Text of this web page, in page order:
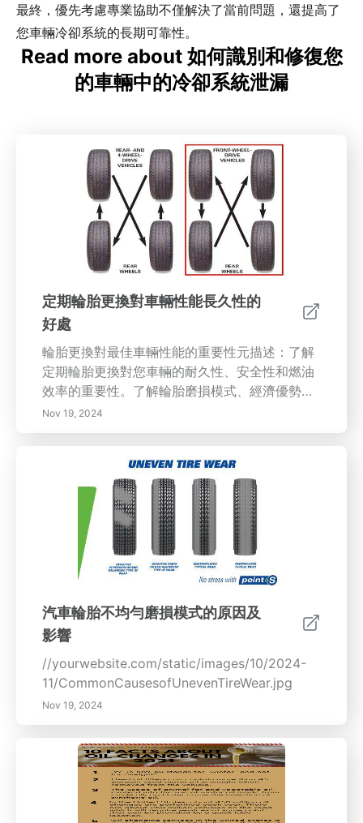
最終，優先考慮專業協助不僅解決了當前問題，還提高了
您車輛冷卻系統的長期可靠性。
Read more about 如何識別和修復您
的車輛中的冷卻系統泄漏
定期輪胎更換對車輛性能長久性的
好處
輪胎更換對最佳車輛性能的重要性元描述：了解
定期輪胎更換對您車輛的耐久性、安全性和燃油
效率的重要性。了解輪胎磨損模式、經濟優勢，
以及如何輪換輪胎可以改善性能和駕駛舒適性。
內容摘要：定期輪胎更換對於維護您車輛的健康
潛在問題並及時安排輪換。不均勻的磨損可能會
影響您車輛的性能和安全，因此定期維護至關重
要。透過定期輪換輪胎，您可以延長輪胎的使用
壽命，提高燃油效率，並增強整體駕駛安全性。
保養良好的輪胎可以減少牽引力損失和制動距
離，從而提供更平穩、更安全的行駛體驗。定期
輪換不僅是一個經濟的投資，可以為您節省更換
費用，而且還能確保符合製造商的保修條件。在
本綜合指南中，我們將探討輪胎更換的好處，包
括：- 了解輪胎磨損模式 - 定期更換的經濟優勢
- 通過適當維護增強安全性和舒適性 - 輪胎更換
如何影響車輛性能和耐久性 了解如何保持輪胎處
於最佳狀態，以便實現經濟和生態效益。
Nov 19, 2024
汽車輪胎不均勻磨損模式的原因及
影響
//yourwebsite.com/static/images/10/2024-
11/CommonCausesofUnevenTireWear.jpg
Nov 19, 2024